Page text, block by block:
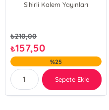
Sihirli Kalem Yayınları
₺210,00
₺157,50
%25
Sepete Ekle